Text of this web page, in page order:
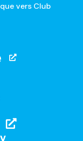
vers Club